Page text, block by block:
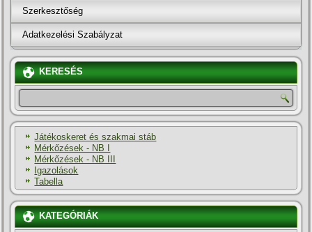
Szerkesztőség
Adatkezelési Szabályzat
KERESÉS
Játékoskeret és szakmai stáb
Mérkőzések - NB I
Mérkőzések - NB III
Igazolások
Tabella
KATEGÓRIÁK